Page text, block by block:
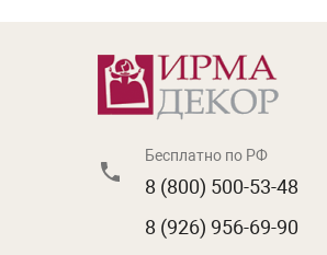
Бесплатно по РФ
8 (800) 500-53-48
8 (926) 956-69-90